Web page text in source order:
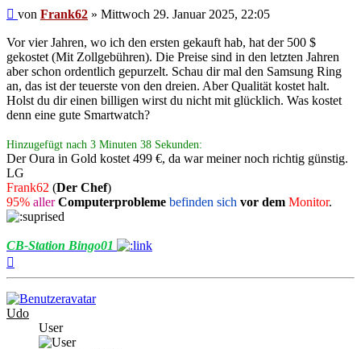
Beitrag
von Frank62 » Mittwoch 29. Januar 2025, 22:05
Vor vier Jahren, wo ich den ersten gekauft hab, hat der 500 $
gekostet (Mit Zollgebühren). Die Preise sind in den letzten Jahren
aber schon ordentlich gepurzelt. Schau dir mal den Samsung Ring
an, das ist der teuerste von den dreien. Aber Qualität kostet halt.
Holst du dir einen billigen wirst du nicht mit glücklich. Was kostet
denn eine gute Smartwatch?
Hinzugefügt nach 3 Minuten 38 Sekunden:
Der Oura in Gold kostet 499 €, da war meiner noch richtig günstig.
LG
Frank62 (Der Chef)
95% aller Computerprobleme befinden sich vor dem Monitor.
CB-Station Bingo01
Udo
User